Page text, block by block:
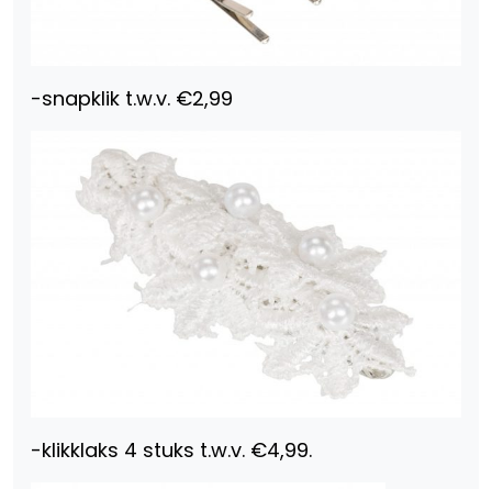
-snapklik t.w.v. €2,99
-klikklaks 4 stuks t.w.v. €4,99.